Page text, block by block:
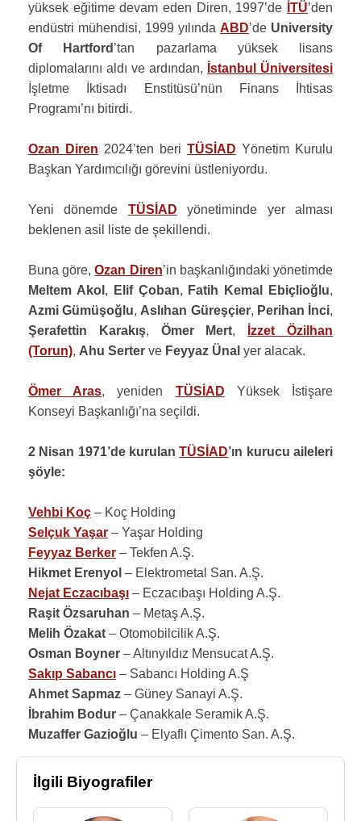
yüksek eğitime devam eden Diren, 1997’de İTÜ’den
endüstri mühendisi, 1999 yılında ABD’de University
Of Hartford ’tan pazarlama yüksek lisans
diplomalarını aldı ve ardından, İstanbul Üniversitesi
İşletme İktisadı Enstitüsü’nün Finans İhtisas
Programı’nı bitirdi.
Ozan Diren 2024’ten beri TÜSİAD Yönetim Kurulu
Başkan Yardımcılığı görevini üstleniyordu.
Yeni dönemde TÜSİAD yönetiminde yer alması
beklenen asil liste de şekillendi.
Buna göre,Ozan Diren’in başkanlığındaki yönetimde
Meltem Akol , Elif Çoban, Fatih Kemal Ebiçlioğlu,
Azmi Gümüşoğlu, Aslıhan Güreşçier, Perihan İnci,
Şerafettin Karakış, Ömer Mert,
İzzet Özilhan
(Torun), Ahu Serter ve Feyyaz Ünal yer alacak.
Ömer Aras, yeniden TÜSİAD Yüksek İstişare
Konseyi Başkanlığı’na seçildi.
2 Nisan 1971’de kurulanTÜSİAD’ın kurucu aileleri
şöyle:
Vehbi Koç – Koç Holding
Selçuk Yaşar – Yaşar Holding
Feyyaz Berker – Tekfen A.Ş.
Hikmet Erenyol – Elektrometal San. A.Ş.
Nejat Eczacıbaşı – Eczacıbaşı Holding A.Ş.
Raşit Özsaruhan – Metaş A.Ş.
Melih Özakat – Otomobilcilik A.Ş.
Osman Boyner – Altınyıldız Mensucat A.Ş.
Sakıp Sabancı – Sabancı Holding A.Ş
Ahmet Sapmaz – Güney Sanayi A.Ş.
İbrahim Bodur – Çanakkale Seramik A.Ş.
Muzaffer Gazioğlu – Elyaflı Çimento San. A.Ş.
İlgili Biyografiler